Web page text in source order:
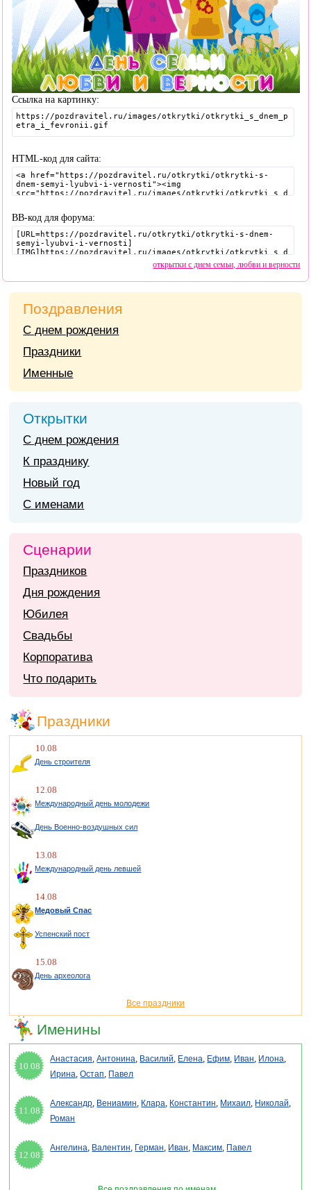
Ссылка на картинку:
HTML-код для сайта:
BB-код для форума:
открытки с днем семьи, любви и верности
Поздравления
С днем рождения
Праздники
Именные
Открытки
С днем рождения
К празднику
Новый год
С именами
Сценарии
Праздников
Дня рождения
Юбилея
Свадьбы
Корпоратива
Что подарить
Праздники
10.08
День строителя
12.08
Международный день молодежи
День Военно-воздушных сил
13.08
Международный день левшей
14.08
Медовый Спас
Успенский пост
15.08
День археолога
Все праздники
Именины
10.08
Анастасия,Антонина, Василий, Елена, Ефим, Иван, Илона,
Ирина,Остап, Павел
11.08
Александр, Вениамин, Клара, Константин, Михаил, Николай,
Роман
12.08
Ангелина, Валентин, Герман, Иван, Максим, Павел